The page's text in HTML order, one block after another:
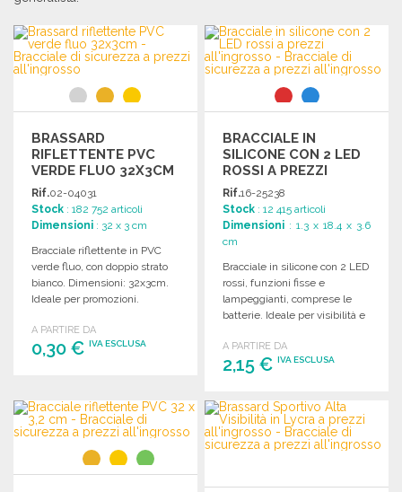
BRASSARD
RIFLETTENTE PVC
VERDE FLUO 32X3CM
Rif.02-04031
Stock : 182 752 articoli
Dimensioni : 32 x 3 cm
Bracciale riflettente in PVC
verde fluo, con doppio strato
bianco. Dimensioni: 32x3cm.
Ideale per promozioni.
A PARTIRE DA
0,30 € IVA ESCLUSA
Richiedi un preventivo
BRACCIALE IN
SILICONE CON 2 LED
ROSSI A PREZZI
ALL'INGROSSO
Rif.16-25238
Stock : 12 415 articoli
Dimensioni : 1.3 x 18.4 x 3.6
cm
Bracciale in silicone con 2 LED
rossi, funzioni fisse e
lampeggianti, comprese le
batterie. Ideale per visibilità e
A PARTIRE DA
2,15 €IVA ESCLUSA
ORDINARE
Richiedi un preventivo